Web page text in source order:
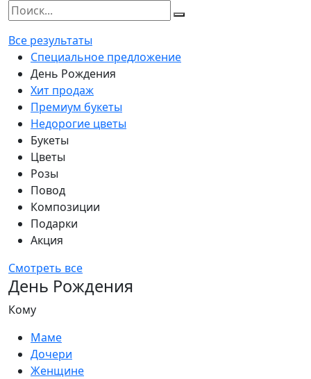
Все результаты
Специальное предложение
День Рождения
Хит продаж
Премиум букеты
Недорогие цветы
Букеты
Цветы
Розы
Повод
Композиции
Подарки
Акция
Смотреть все
День Рождения
Кому
Маме
Дочери
Женщине